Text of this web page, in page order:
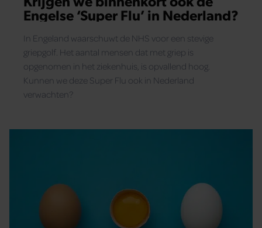
Engelse ‘Super Flu’ in Nederland?
In Engeland waarschuwt de NHS voor een stevige
griepgolf. Het aantal mensen dat met griep is
opgenomen in het ziekenhuis, is opvallend hoog.
Kunnen we deze Super Flu ook in Nederland
verwachten?